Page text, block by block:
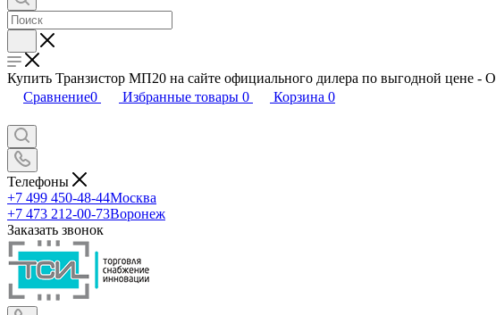
Купить Транзистор МП20 на сайте официального дилера по выгодной цене
Сравнение0 Избранные товары 0 Корзина 0
Телефоны
+7 499 450-48-44Москва
+7 473 212-00-73Воронеж
Заказать звонок